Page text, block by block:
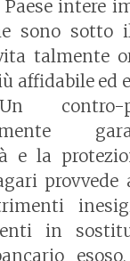
intere
sono sotto
talmente
affidabile ed
contro-
e la
provvede
in